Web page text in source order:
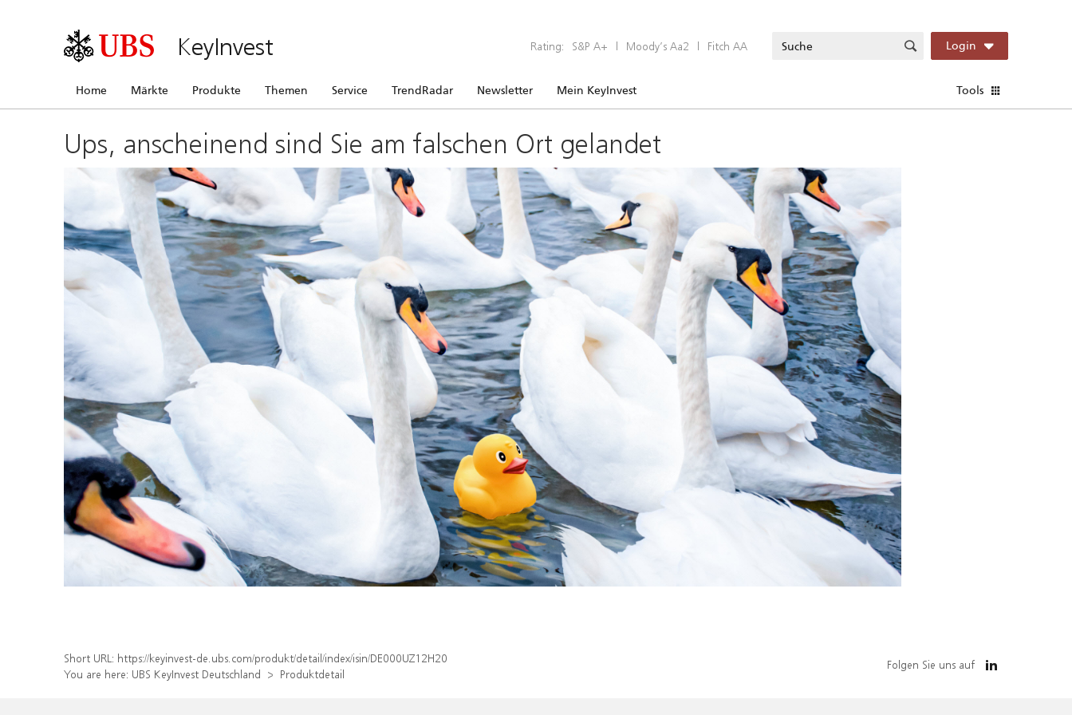
KeyInvest Rating: S&P A+ | Moody’s Aa2 | Fitch AA Login
Home Märkte Produkte Themen Service TrendRadar Newsletter Mein KeyInvest Tools
Ups, anscheinend sind Sie am falschen Ort gelandet
Short URL: https://keyinvest-de.ubs.com/produkt/detail/index/isin/DE000UZ12H20
You are here: UBS KeyInvest Deutschland Produktdetail
Folgen Sie uns auf